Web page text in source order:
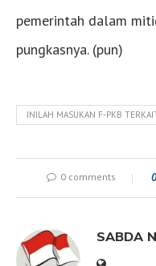
pemerintah dalam
pungkasnya. (pun)
INILAH MASUKAN F-PKB
0 comments 0
SABDA